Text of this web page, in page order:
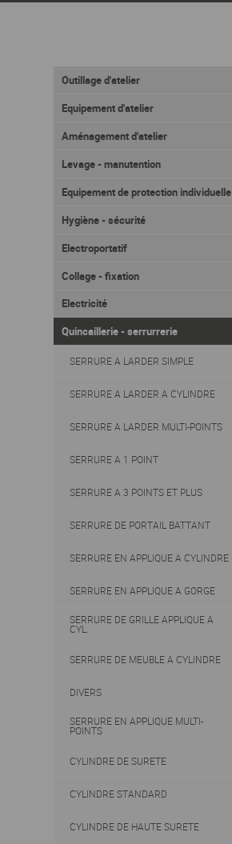
Outillage d'atelier
Equipement d'atelier
Aménagement d'atelier
Levage - manutention
Equipement de protection individuelle
Hygiène - sécurité
Electroportatif
Collage - fixation
Electricité
Quincaillerie - serrurrerie
SERRURE A LARDER SIMPLE
SERRURE A LARDER A CYLINDRE
SERRURE A LARDER MULTI-POINTS
SERRURE A 1 POINT
SERRURE A 3 POINTS ET PLUS
SERRURE DE PORTAIL BATTANT
SERRURE EN APPLIQUE A CYLINDRE
SERRURE EN APPLIQUE A GORGE
SERRURE DE GRILLE APPLIQUE A
CYL.
SERRURE DE MEUBLE A CYLINDRE
DIVERS
SERRURE EN APPLIQUE MULTI-
POINTS
CYLINDRE DE SURETE
CYLINDRE STANDARD
CYLINDRE DE HAUTE SURETE